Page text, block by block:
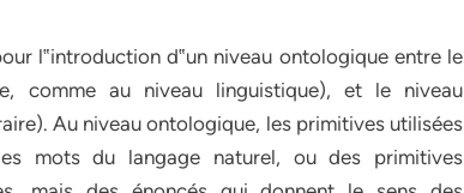
l‟introduction d‟un niveau ontologique entre le
comme au niveau linguistique), et le niveau
Au niveau ontologique, les primitives utilisées
mots du langage naturel, ou des primitives